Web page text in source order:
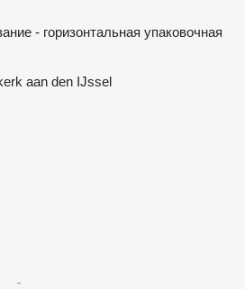
- горизонтальная упаковочная
aan den IJssel